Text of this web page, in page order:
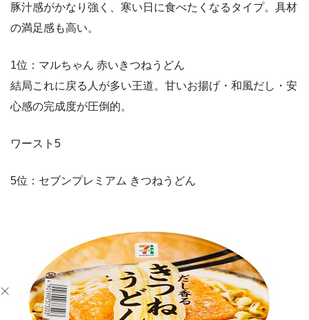
豚汁感がかなり強く、寒い日に食べたくなるタイプ。具材
の満足感も高い。
1位：マルちゃん 赤いきつねうどん
結局これに戻る人が多い王道。甘いお揚げ・和風だし・安
心感の完成度が圧倒的。
ワースト5
5位：セブンプレミアム きつねうどん